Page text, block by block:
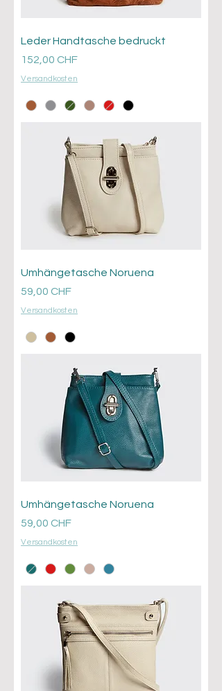
Leder Handtasche bedruckt
Prezzo
152,00 CHF
Versandkosten
Umhängetasche Noruena
Prezzo
59,00 CHF
Versandkosten
Umhängetasche Noruena
Prezzo
59,00 CHF
Versandkosten